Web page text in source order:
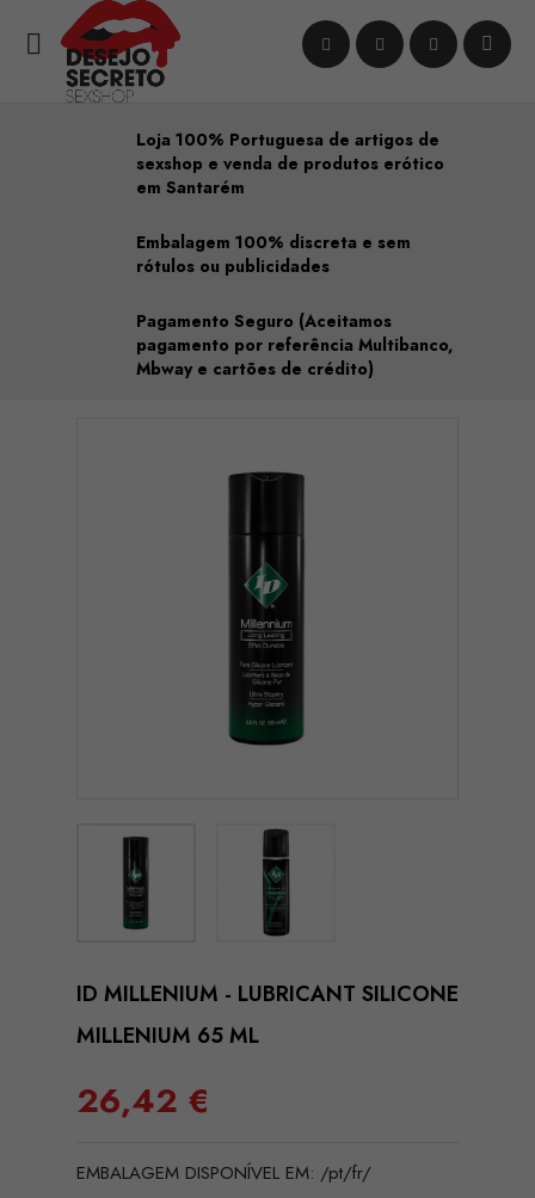

Loja 100% Portuguesa de artigos de
sexshop e venda de produtos erótico
em Santarém
Embalagem 100% discreta e sem
rótulos ou publicidades
Pagamento Seguro (Aceitamos
pagamento por referência Multibanco,
Mbway e cartões de crédito)
ID MILLENIUM - LUBRICANT SILICONE
MILLENIUM 65 ML
26,42 €
EMBALAGEM DISPONÍVEL EM: /pt/fr/